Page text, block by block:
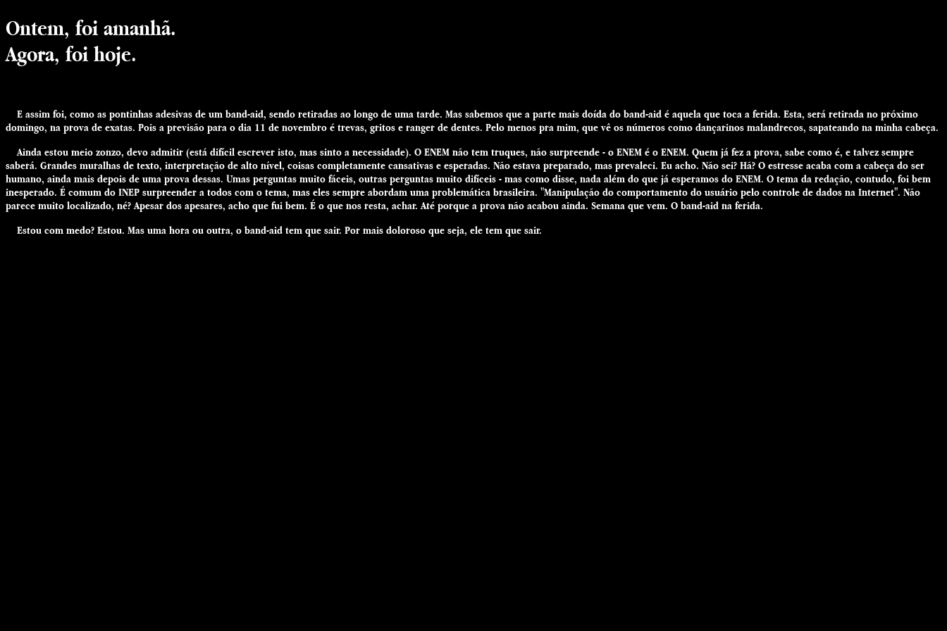
Ontem, foi amanhã.
Agora, foi hoje.
E assim foi, como as pontinhas adesivas de um band-aid, sendo retiradas ao longo de uma tarde. Mas sabemos que a parte mais doída do band-aid é aquela que toca a ferida. Esta, será retirada no próximo
domingo, na prova de exatas. Pois a previsão para o dia 11 de novembro é trevas, gritos e ranger de dentes. Pelo menos pra mim, que vê os números como dançarinos malandrecos, sapateando na minha cabeça.
Ainda estou meio zonzo, devo admitir (está difícil escrever isto, mas sinto a necessidade). O ENEM não tem truques, não surpreende - o ENEM é o ENEM. Quem já fez a prova, sabe como é, e talvez sempre
saberá. Grandes muralhas de texto, interpretação de alto nível, coisas completamente cansativas e esperadas. Não estava preparado, mas prevaleci. Eu acho. Não sei? Hã? O estresse acaba com a cabeça do ser
humano, ainda mais depois de uma prova dessas. Umas perguntas muito fáceis, outras perguntas muito difíceis - mas como disse, nada além do que já esperamos do ENEM. O tema da redação, contudo, foi bem
inesperado. É comum do INEP surpreender a todos com o tema, mas eles sempre abordam uma problemática brasileira. "Manipulação do comportamento do usuário pelo controle de dados na Internet". Não
parece muito localizado, né? Apesar dos apesares, acho que fui bem. É o que nos resta, achar. Até porque a prova não acabou ainda. Semana que vem. O band-aid na ferida.
Estou com medo? Estou. Mas uma hora ou outra, o band-aid tem que sair. Por mais doloroso que seja, ele tem que sair.